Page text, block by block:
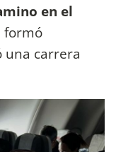
en el
formó
una carrera